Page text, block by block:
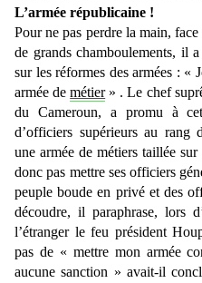
L’armée républicaine !
Pour ne pas perdre la main,
de grands chamboulements, il
sur les réformes des armées : «
armée de métier » . Le chef
du Cameroun, a promu à
d’officiers supérieurs au rang
une armée de métiers taillée
donc pas mettre ses officiers
peuple boude en privé et des
découdre, il paraphrase, lors
l’étranger le feu président
pas de « mettre mon armée
aucune sanction » avait-il